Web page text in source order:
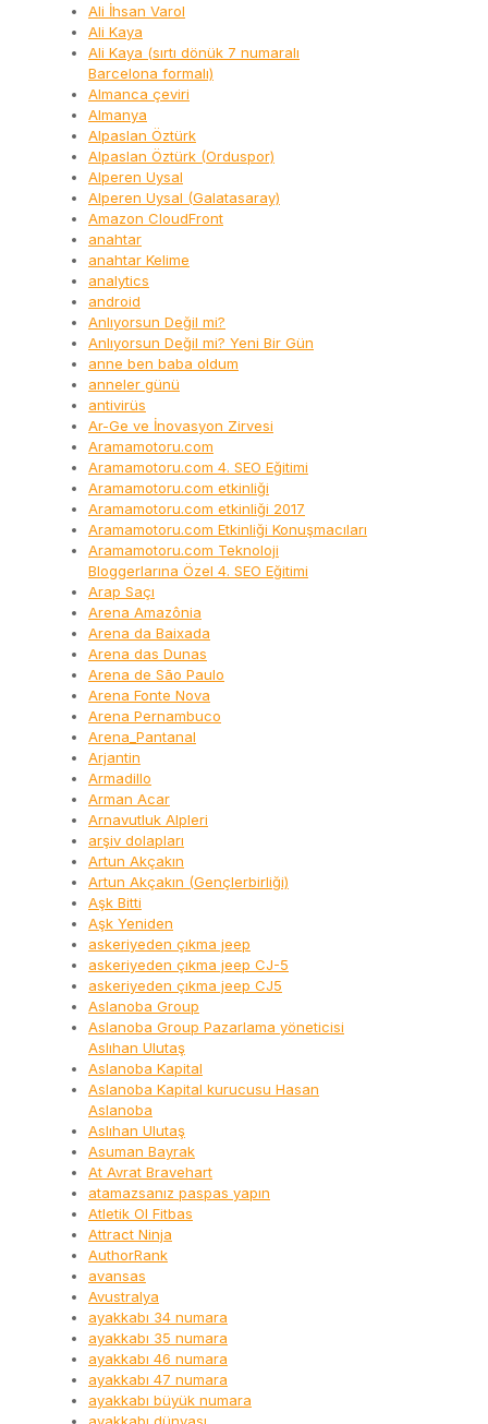
Ali İhsan Varol
Ali Kaya
Ali Kaya (sırtı dönük 7 numaralı
Barcelona formalı)
Almanca çeviri
Almanya
Alpaslan Öztürk
Alpaslan Öztürk (Orduspor)
Alperen Uysal
Alperen Uysal (Galatasaray)
Amazon CloudFront
anahtar
anahtar Kelime
analytics
android
Anlıyorsun Değil mi?
Anlıyorsun Değil mi? Yeni Bir Gün
anne ben baba oldum
anneler günü
antivirüs
Ar-Ge ve İnovasyon Zirvesi
Aramamotoru.com
Aramamotoru.com 4. SEO Eğitimi
Aramamotoru.com etkinliği
Aramamotoru.com etkinliği 2017
Aramamotoru.com Etkinliği Konuşmacıları
Aramamotoru.com Teknoloji
Bloggerlarına Özel 4. SEO Eğitimi
Arap Saçı
Arena Amazônia
Arena da Baixada
Arena das Dunas
Arena de São Paulo
Arena Fonte Nova
Arena Pernambuco
Arena_Pantanal
Arjantin
Armadillo
Arman Acar
Arnavutluk Alpleri
arşiv dolapları
Artun Akçakın
Artun Akçakın (Gençlerbirliği)
Aşk Bitti
Aşk Yeniden
askeriyeden çıkma jeep
askeriyeden çıkma jeep CJ-5
askeriyeden çıkma jeep CJ5
Aslanoba Group
Aslanoba Group Pazarlama yöneticisi
Aslıhan Ulutaş
Aslanoba Kapital
Aslanoba Kapital kurucusu Hasan
Aslanoba
Aslıhan Ulutaş
Asuman Bayrak
At Avrat Bravehart
atamazsanız paspas yapın
Atletik Ol Fitbas
Attract Ninja
AuthorRank
avansas
Avustralya
ayakkabı 34 numara
ayakkabı 35 numara
ayakkabı 46 numara
ayakkabı 47 numara
ayakkabı büyük numara